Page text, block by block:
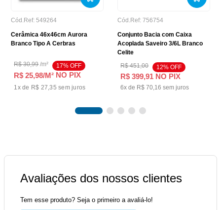
Cód.Ref: 549264
Cerâmica 46x46cm Aurora
Branco Tipo A Cerbras
R$ 30,99/m² 17% OFF
R$ 25,98/M² NO PIX
1x de R$ 27,35 sem juros
Cód.Ref: 756754
Conjunto Bacia com Caixa
Acoplada Saveiro 3/6L Branco
Celite
R$ 451,00 12% OFF
R$ 399,91 NO PIX
6x de R$ 70,16 sem juros
Avaliações dos nossos clientes
Tem esse produto? Seja o primeiro a avaliá-lo!